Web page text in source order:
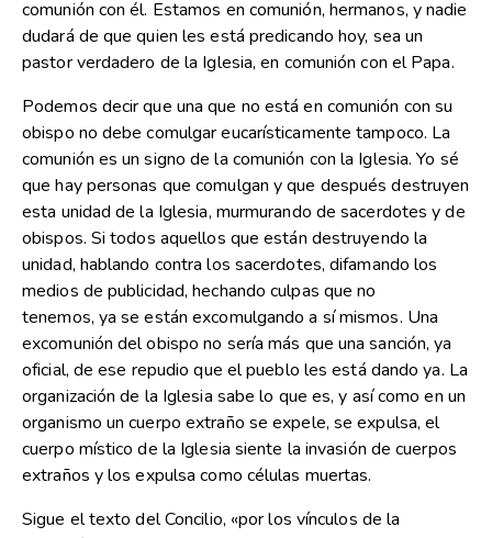
comunión con él. Estamos en comunión, hermanos, y nadie
dudará de que quien les está predicando hoy, sea un
pastor verdadero de la Iglesia, en comunión con el Papa.
Podemos decir que una que no está en comunión con su
obispo no debe comulgar eucarísticamente tampoco. La
comunión es un signo de la comunión con la Iglesia. Yo sé
que hay personas que comulgan y que después destruyen
esta unidad de la Iglesia, murmurando de sacerdotes y de
obispos. Si todos aquellos que están destruyendo la
unidad, hablando contra los sacerdotes, difamando los
medios de publicidad, hechando culpas que no
tenemos, ya se están excomulgando a sí mismos. Una
excomunión del obispo no sería más que una sanción, ya
oficial, de ese repudio que el pueblo les está dando ya. La
organización de la Iglesia sabe lo que es, y así como en un
organismo un cuerpo extraño se expele, se expulsa, el
cuerpo místico de la Iglesia siente la invasión de cuerpos
extraños y los expulsa como células muertas.
Sigue el texto del Concilio, «por los vínculos de la